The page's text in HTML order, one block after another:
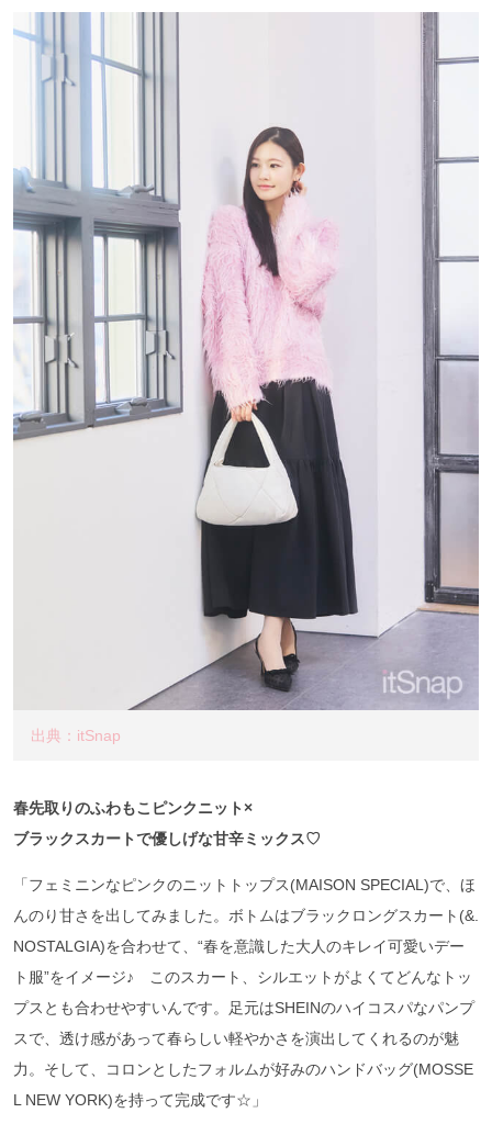
出典：itSnap
春先取りのふわもこピンクニット×
ブラックスカートで優しげな甘辛ミックス♡
「フェミニンなピンクのニットトップス(MAISON SPECIAL)で、ほ
んのり甘さを出してみました。ボトムはブラックロングスカート(&.
NOSTALGIA)を合わせて、“春を意識した大人のキレイ可愛いデー
ト服”をイメージ♪ このスカート、シルエットがよくてどんなトッ
プスとも合わせやすいんです。足元はSHEINのハイコスパなパンプ
スで、透け感があって春らしい軽やかさを演出してくれるのが魅
力。そして、コロンとしたフォルムが好みのハンドバッグ(MOSSE
L NEW YORK)を持って完成です☆」